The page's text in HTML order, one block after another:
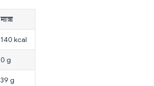
मात्रा
140 kcal
0 g
39 g